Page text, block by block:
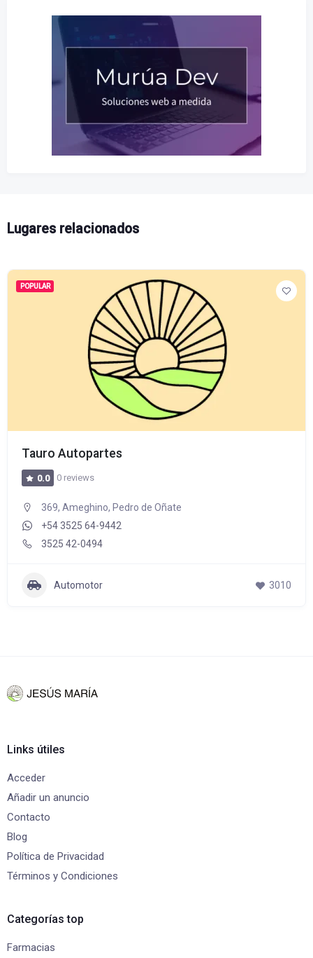
Lugares relacionados
POPULAR
Tauro Autopartes
0.0 0 reviews
369, Ameghino, Pedro de Oñate
+54 3525 64-9442
3525 42-0494
Automotor 3010
Links útiles
Acceder
Añadir un anuncio
Contacto
Blog
Política de Privacidad
Términos y Condiciones
Categorías top
Farmacias